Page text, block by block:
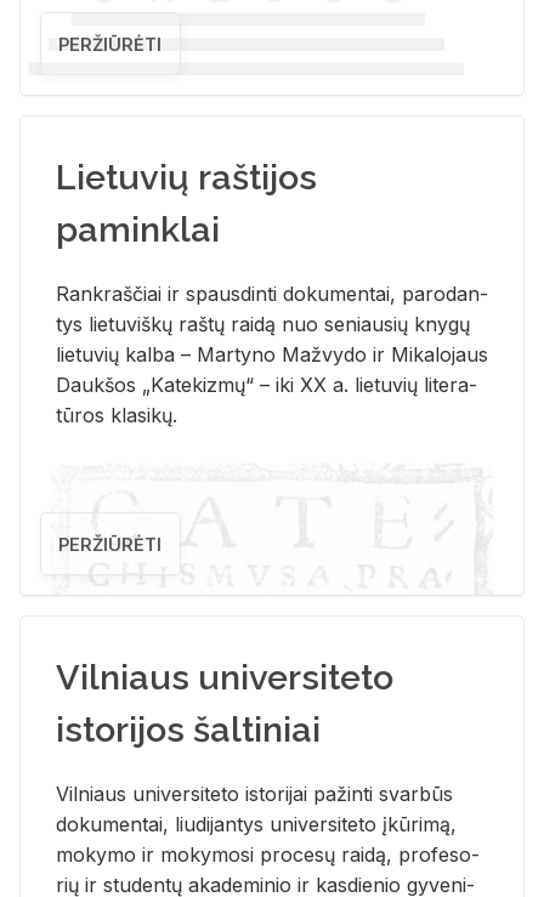
PERŽIŪRĖTI
Lietuvių raštijos
paminklai
Rank­raš­čiai ir spaus­din­ti do­ku­men­tai, pa­ro­dan­
tys lie­tu­viš­kų raš­tų rai­dą nuo se­niau­sių kny­gų
lie­tu­vių kal­ba – Mar­ty­no Ma­žvy­do ir Mi­ka­lo­jaus
Dauk­šos „Ka­te­kiz­mų“ – iki XX a. lie­tu­vių li­te­ra­
tū­ros kla­si­kų.
PERŽIŪRĖTI
Vilniaus universiteto
istorijos šaltiniai
Vil­niaus uni­ver­si­te­to is­to­ri­jai pa­žin­ti svar­būs
do­ku­men­tai, liu­di­jan­tys uni­ver­si­te­to įkū­ri­mą,
mo­ky­mo ir mo­ky­mo­si pro­ce­sų rai­dą, pro­fe­so­
rių ir stu­den­tų aka­de­mi­nio ir kas­die­nio gy­ve­ni­